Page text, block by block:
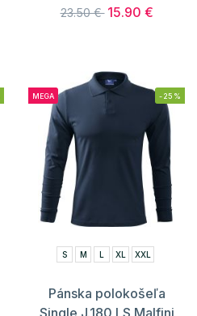
23.50 € 15.90 €
MEGA -25%
S M L XL XXL
Pánska polokošeľa
Single J.180 LS Malfini